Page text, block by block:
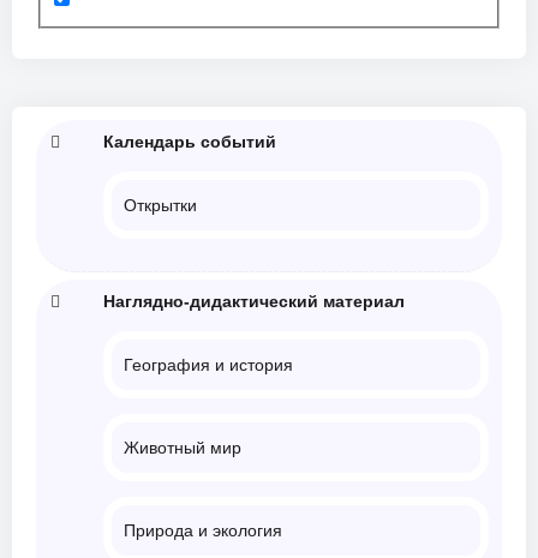
Календарь событий
Открытки
Наглядно-дидактический материал
География и история
Животный мир
Природа и экология